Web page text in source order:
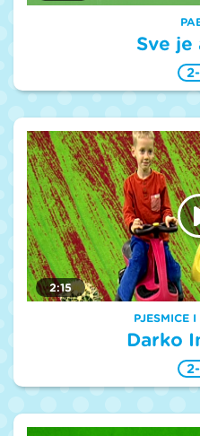
Sve je
2:15
PJESMICE
Darko